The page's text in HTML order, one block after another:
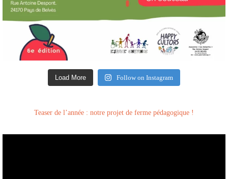
Load More Follow on Instagram
Teaser de l’année : notre projet de ferme pédagogique !